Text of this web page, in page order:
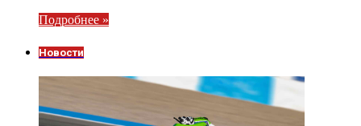
Подробнее »
Новости